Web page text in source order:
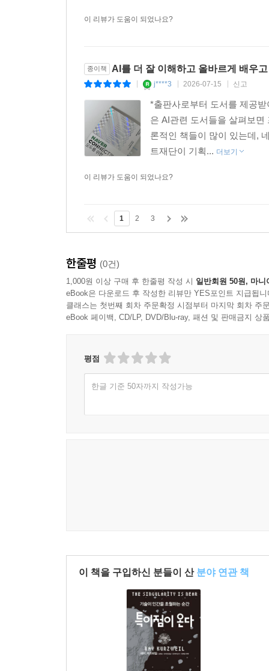
이 리뷰가 도움이 되었나요?
종이책 AI를 더 잘 이해하고 올바르게 배우
j****3 2026-07-15 신고
*출판사로부터 도서를 제공
은 AI관련 도서들을 살펴보
론적인 책들이 많이 있는데,
트재단이 기획... 더보기
이 리뷰가 도움이 되었나요?
1 2 3
한줄평 (0건)
1,000원 이상 구매 후 한줄평 작성 시 일반회원 50원, 마니
eBook은 다운로드 후 작성한 리뷰만 YES포인트 지급됩니
클래스는 첫번째 회차 주문확정 시점부터 마지막 회차 주
eBook 페이백, CD/LP, DVD/Blu-ray, 패션 및 판매금지 상
평점
한글 기준 50자까지 작성가능
이 책을 구입하신 분들이 산 분야 연관 책